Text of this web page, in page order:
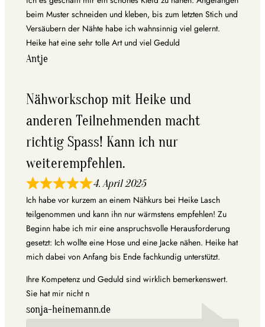
beim Muster schneiden und kleben, bis zum letzten Stich und
Versäubern der Nähte habe ich wahnsinnig viel gelernt.
Heike hat eine sehr tolle Art und viel Geduld
Antje
Nähworkschop mit Heike und
anderen Teilnehmenden macht
richtig Spass! Kann ich nur
weiterempfehlen.
4. April 2025
Ich habe vor kurzem an einem Nähkurs bei Heike Lasch
teilgenommen und kann ihn nur wärmstens empfehlen! Zu
Beginn habe ich mir eine anspruchsvolle Herausforderung
gesetzt: Ich wollte eine Hose und eine Jacke nähen. Heike hat
mich dabei von Anfang bis Ende fachkundig unterstützt.
Ihre Kompetenz und Geduld sind wirklich bemerkenswert.
Sie hat mir nicht n
sonja-heinemann.de